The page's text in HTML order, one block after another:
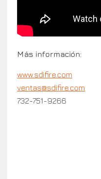
Más información:
www.sdifire.com
ventas@sdifire.com
732-751-9266